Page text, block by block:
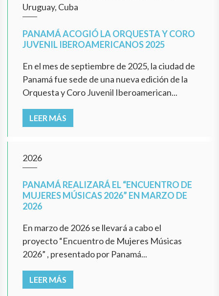
Uruguay, Cuba
PANAMÁ ACOGIÓ LA ORQUESTA Y CORO
JUVENIL IBEROAMERICANOS 2025
En el mes de septiembre de 2025, la ciudad de
Panamá fue sede de una nueva edición de la
Orquesta y Coro Juvenil Iberoamerican...
LEER MÁS
2026
PANAMÁ REALIZARÁ EL “ENCUENTRO DE
MUJERES MÚSICAS 2026” EN MARZO DE
2026
En marzo de 2026 se llevará a cabo el
proyecto “Encuentro de Mujeres Músicas
2026” , presentado por Panamá...
LEER MÁS